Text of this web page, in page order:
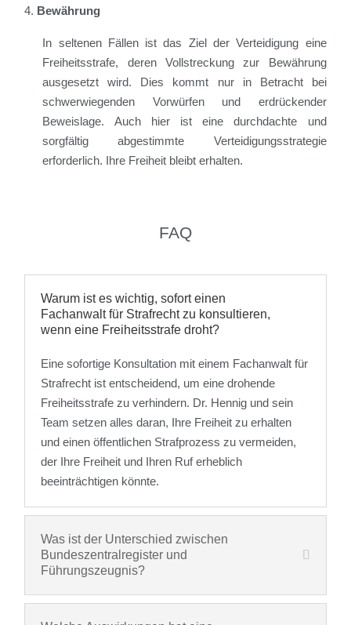
Bewährung
In seltenen Fällen ist das Ziel der Verteidigung eine
Freiheitsstrafe, deren Vollstreckung zur Bewährung
ausgesetzt wird. Dies kommt nur in Betracht bei
schwerwiegenden Vorwürfen und erdrückender
Beweislage. Auch hier ist eine durchdachte und
sorgfältig abgestimmte Verteidigungsstrategie
erforderlich. Ihre Freiheit bleibt erhalten.
FAQ
Warum ist es wichtig, sofort einen
Fachanwalt für Strafrecht zu konsultieren,
wenn eine Freiheitsstrafe droht?
Eine sofortige Konsultation mit einem Fachanwalt für
Strafrecht ist entscheidend, um eine drohende
Freiheitsstrafe zu verhindern. Dr. Hennig und sein
Team setzen alles daran, Ihre Freiheit zu erhalten
und einen öffentlichen Strafprozess zu vermeiden,
der Ihre Freiheit und Ihren Ruf erheblich
beeinträchtigen könnte.
Was ist der Unterschied zwischen
Bundeszentralregister und
Führungszeugnis?